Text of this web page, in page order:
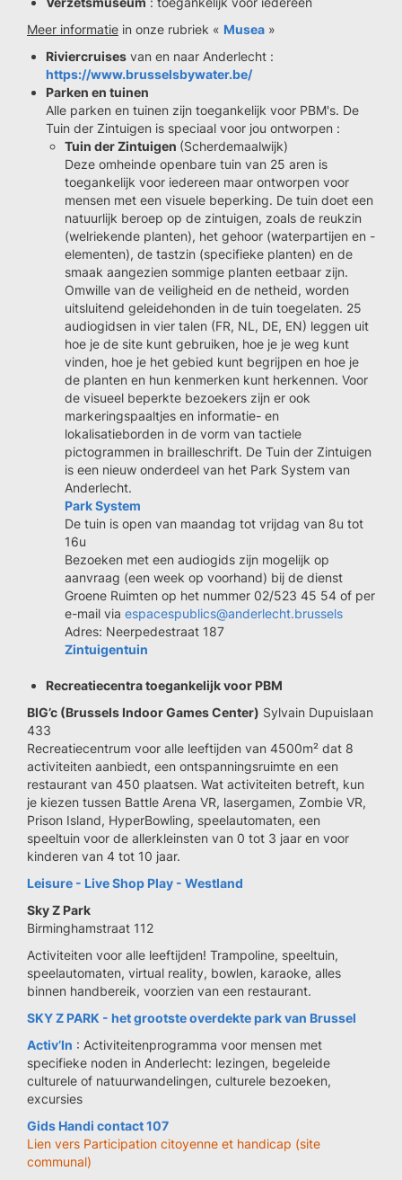
Meer informatie in onze rubriek « Musea »
Riviercruises van en naar Anderlecht :
https://www.brusselsbywater.be/
Parken en tuinen
Alle parken en tuinen zijn toegankelijk voor PBM's. De
Tuin der Zintuigen is speciaal voor jou ontworpen :
Tuin der Zintuigen (Scherdemaalwijk)
Deze omheinde openbare tuin van 25 aren is
toegankelijk voor iedereen maar ontworpen voor
mensen met een visuele beperking. De tuin doet een
natuurlijk beroep op de zintuigen, zoals de reukzin
(welriekende planten), het gehoor (waterpartijen en -
elementen), de tastzin (specifieke planten) en de
smaak aangezien sommige planten eetbaar zijn.
Omwille van de veiligheid en de netheid, worden
uitsluitend geleidehonden in de tuin toegelaten. 25
audiogidsen in vier talen (FR, NL, DE, EN) leggen uit
hoe je de site kunt gebruiken, hoe je je weg kunt
vinden, hoe je het gebied kunt begrijpen en hoe je
de planten en hun kenmerken kunt herkennen. Voor
de visueel beperkte bezoekers zijn er ook
markeringspaaltjes en informatie- en
lokalisatieborden in de vorm van tactiele
pictogrammen in brailleschrift. De Tuin der Zintuigen
is een nieuw onderdeel van het Park System van
Anderlecht.
Park System
De tuin is open van maandag tot vrijdag van 8u tot
16u
Bezoeken met een audiogids zijn mogelijk op
aanvraag (een week op voorhand) bij de dienst
Groene Ruimten op het nummer 02/523 45 54 of per
e-mail via espacespublics@anderlecht.brussels
Adres: Neerpedestraat 187
Zintuigentuin
Recreatiecentra toegankelijk voor PBM
BIG’c (Brussels Indoor Games Center) Sylvain Dupuislaan
433
Recreatiecentrum voor alle leeftijden van 4500m² dat 8
activiteiten aanbiedt, een ontspanningsruimte en een
restaurant van 450 plaatsen. Wat activiteiten betreft, kun
je kiezen tussen Battle Arena VR, lasergamen, Zombie VR,
Prison Island, HyperBowling, speelautomaten, een
speeltuin voor de allerkleinsten van 0 tot 3 jaar en voor
kinderen van 4 tot 10 jaar.
Leisure - Live Shop Play - Westland
Sky Z Park
Birminghamstraat 112
Activiteiten voor alle leeftijden! Trampoline, speeltuin,
speelautomaten, virtual reality, bowlen, karaoke, alles
binnen handbereik, voorzien van een restaurant.
SKY Z PARK - het grootste overdekte park van Brussel
Activ’In : Activiteitenprogramma voor mensen met
specifieke noden in Anderlecht: lezingen, begeleide
culturele of natuurwandelingen, culturele bezoeken,
excursies
Gids Handi contact 107
Lien vers Participation citoyenne et handicap (site
communal)